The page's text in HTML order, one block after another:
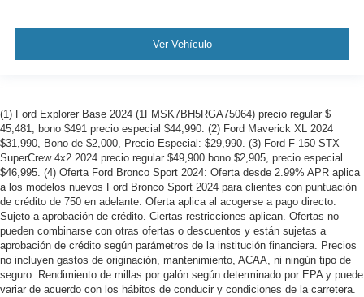
Ver Vehículo
(1) Ford Explorer Base 2024 (1FMSK7BH5RGA75064) precio regular $
45,481, bono $491 precio especial $44,990. (2) Ford Maverick XL 2024
$31,990, Bono de $2,000, Precio Especial: $29,990. (3) Ford F-150 STX
SuperCrew 4x2 2024 precio regular $49,900 bono $2,905, precio especial
$46,995. (4) Oferta Ford Bronco Sport 2024: Oferta desde 2.99% APR aplica
a los modelos nuevos Ford Bronco Sport 2024 para clientes con puntuación
de crédito de 750 en adelante. Oferta aplica al acogerse a pago directo.
Sujeto a aprobación de crédito. Ciertas restricciones aplican. Ofertas no
pueden combinarse con otras ofertas o descuentos y están sujetas a
aprobación de crédito según parámetros de la institución financiera. Precios
no incluyen gastos de originación, mantenimiento, ACAA, ni ningún tipo de
seguro. Rendimiento de millas por galón según determinado por EPA y puede
variar de acuerdo con los hábitos de conducir y condiciones de la carretera.